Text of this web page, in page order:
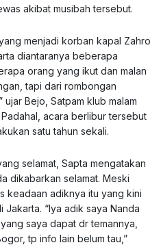
akibat musibah tersebut.
menjadi korban kapal Zahro
diantaranya beberapa
orang yang ikut dan malan
tapi dari rombongan
Bejo, Satpam klub malam
acara berlibur tersebut
satu tahun sekali.
selamat, Sapta mengatakan
dikabarkan selamat. Meski
keadaan adiknya itu yang kini
Jakarta. “Iya adik saya Nanda
saya dapat dr temannya,
tp info lain belum tau,”